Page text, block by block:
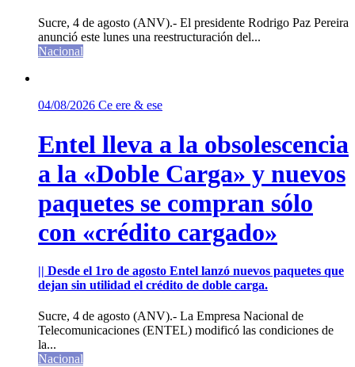
Sucre, 4 de agosto (ANV).- El presidente Rodrigo Paz Pereira
anunció este lunes una reestructuración del...
Nacional
04/08/2026 Ce ere & ese
Entel lleva a la obsolescencia
a la «Doble Carga» y nuevos
paquetes se compran sólo
con «crédito cargado»
|| Desde el 1ro de agosto Entel lanzó nuevos paquetes que
dejan sin utilidad el crédito de doble carga.
Sucre, 4 de agosto (ANV).- La Empresa Nacional de
Telecomunicaciones (ENTEL) modificó las condiciones de
la...
Nacional